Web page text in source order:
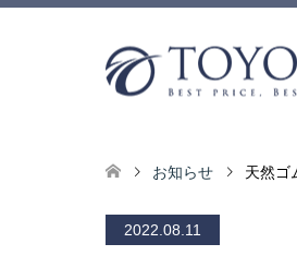
お知らせ 天然ゴ
2022.08.11